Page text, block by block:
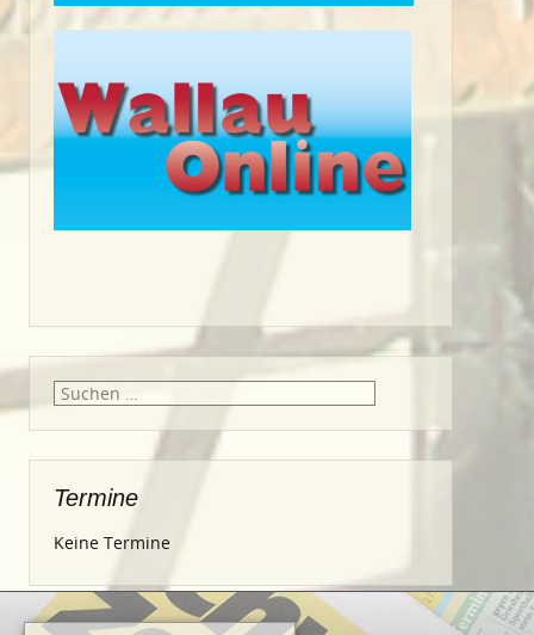
Suche
Termine
Keine Termine